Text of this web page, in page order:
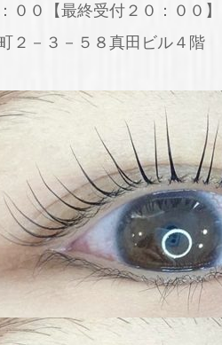
００【最終受付２０：００】
２－３－５８真田ビル４階